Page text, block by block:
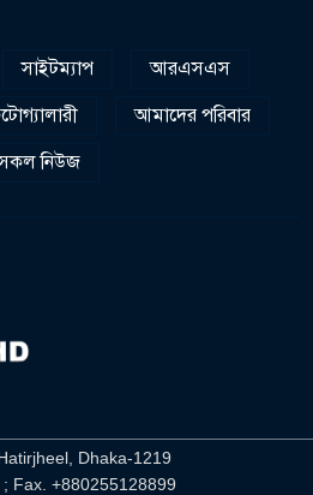
সাইটম্যাপ
আরএসএস
আমাদের পরিবার
নিউজ
Dhaka-1219
Fax. +880255128899